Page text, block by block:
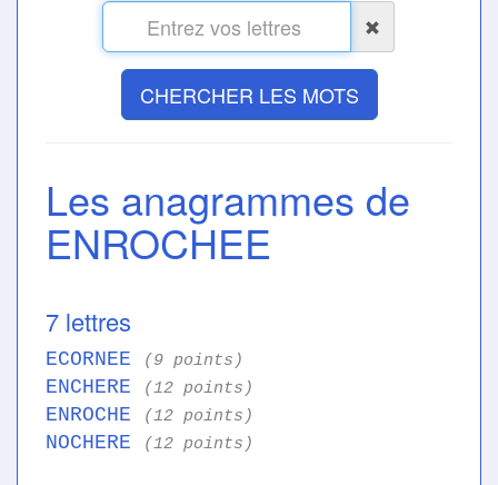
CHERCHER LES MOTS
Les anagrammes de
ENROCHEE
7 lettres
ECORNEE (9 points)
ENCHERE (12 points)
ENROCHE (12 points)
NOCHERE (12 points)